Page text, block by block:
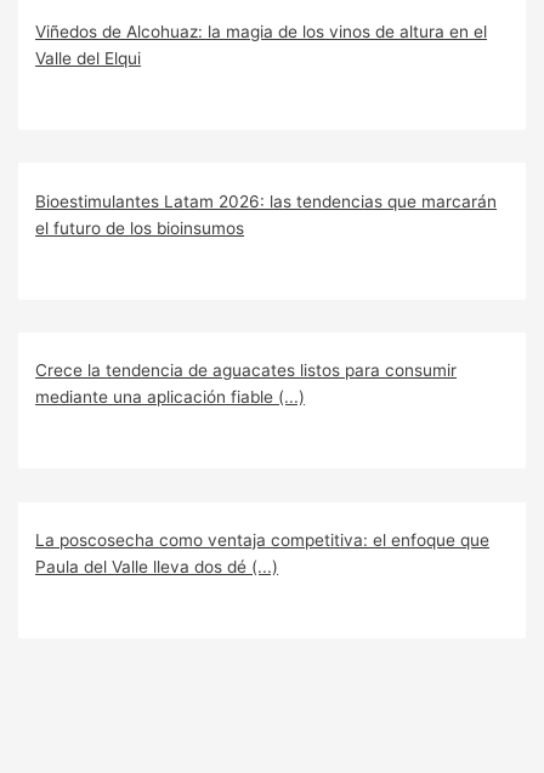
Viñedos de Alcohuaz: la magia de los vinos de altura en el
Valle del Elqui
Bioestimulantes Latam 2026: las tendencias que marcarán
el futuro de los bioinsumos
Crece la tendencia de aguacates listos para consumir
mediante una aplicación fiable (...)
La poscosecha como ventaja competitiva: el enfoque que
Paula del Valle lleva dos dé (...)